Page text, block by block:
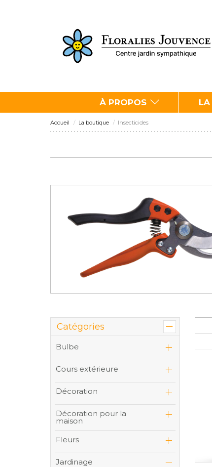
À PROPOS LA
Accueil La boutique Insecticides
Catégories
Bulbe
Cours extérieure
Décoration
Décoration pour la
maison
Fleurs
Jardinage